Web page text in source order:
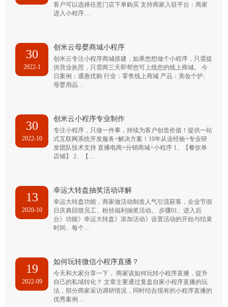
客户可以选择任意门店下单购买 支持商家入驻平台：商家
进入小程序…
30
2022-1
创米云母婴商城小程序
创米云专注小程序商城搭建，如果您想做个小程序，只需提
供营业执照，只需两三天即帮您可上线您的线上商城。 今
日案例：通惠优购 行业：零售线上商城 产品：美妆个护、
母婴用品…
30
2022-10
创米云小程序专业制作
专注小程序，只做一件事，持续为客户创造价值！提供一站
式互联网系统开发服务+解决方案！10年从业经验+专业研
发团队技术支持 直播电商+分销商城+小程序 1、【餐饮单
店铺】 2、【…
13
2020-10
幸运大转盘抽奖活动详解
幸运大转盘功能，商家做活动制造人气引流获客，企业节假
日庆典回馈员工、粉丝福利抽奖活动。 步骤01、进入后
台》功能》幸运大转盘》添加活动》设置活动的开始与结束
时间、每个…
19
2022-09
如何玩转微信小程序直播？
今天和大家分享一下， 商家该如何玩转小程序直播，提升
自己的私域转化？ 文章主要通过复盘自家小程序直播的玩
法，部分商家采访调研情况，同时结合现有的小程序直播的
优秀案例…